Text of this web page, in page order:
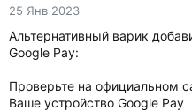
25 Янв 2023
Альтернативный варик
Google Pay:
Проверьте на официальном
Ваше устройство Google Pay